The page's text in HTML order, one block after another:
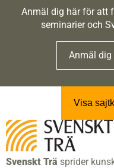
Anmäl dig här för att
seminarier och
Anmäl
Visa
Svenskt Trä sprider